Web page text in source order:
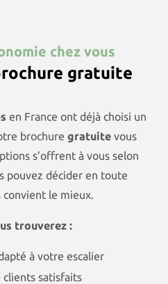
chez vous
gratuite
en France ont déjà choisi un
brochure gratuite vous
s’offrent à vous selon
pouvez décider en toute
le mieux.
trouverez :
à votre escalier
clients satisfaits